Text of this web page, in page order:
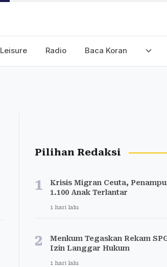
Leisure Radio Baca Koran
Pilihan Redaksi
1
Krisis Migran Ceuta,
1.100 Anak Terlantar
1 hari lalu
2
Menkum Tegaskan Rekam
Izin Langgar Hukum
1 hari lalu